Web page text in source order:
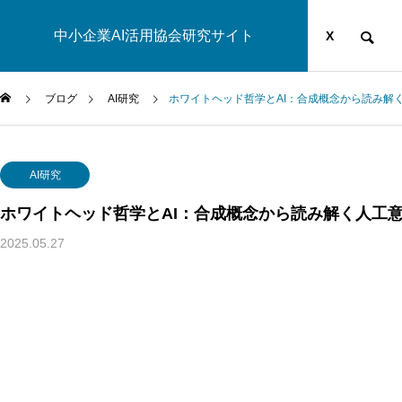
中小企業AI活用協会研究サイト
運営団体 YOUTUBE X
ブログ AI研究 ホワイトヘッド哲学とAI：合成概念から読み解
AI研究
ホワイトヘッド哲学とAI：合成概念から読み解く人工
2025.05.27